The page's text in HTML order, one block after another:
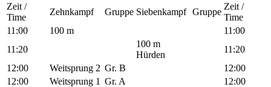
Zeit /
Time
Zehnkampf Gruppe Siebenkampf Gruppe
Zeit /
Time
11:00
100 m
11:00
11:20
100 m
Hürden
11:20
12:00
Weitsprung 2 Gr. B
12:00
12:00
Weitsprung 1 Gr. A
12:00